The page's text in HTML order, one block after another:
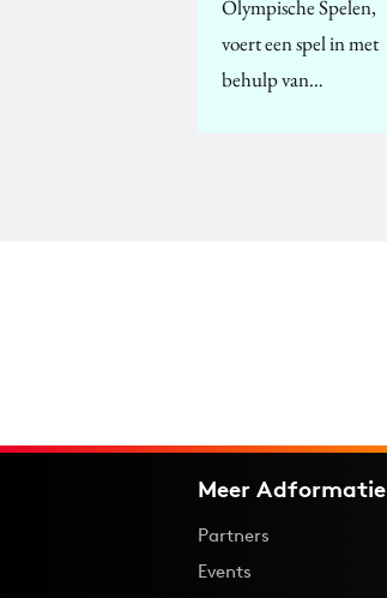
Olympische Spelen,
voert een spel in met
behulp van…
Meer Adformatie
Partners
Events